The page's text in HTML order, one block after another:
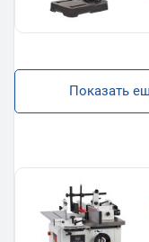
Показать